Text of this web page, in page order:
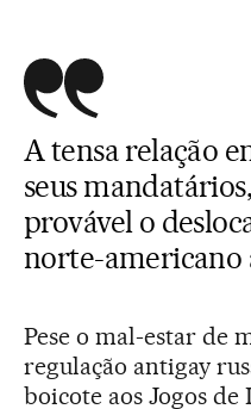
A tensa relação
seus
provável o
norte-americano
Pese o mal-estar de
regulação antigay
boicote aos Jogos